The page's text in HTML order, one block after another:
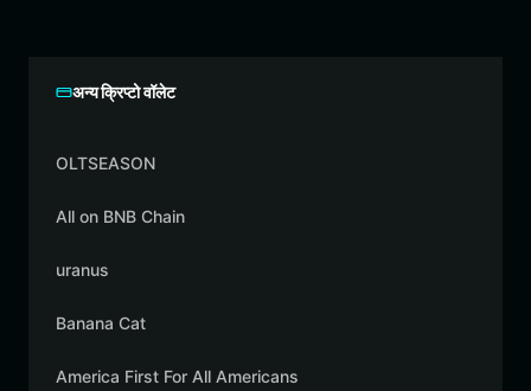
अन्य क्रिप्टो वॉलेट
OLTSEASON
All on BNB Chain
uranus
Banana Cat
America First For All Americans